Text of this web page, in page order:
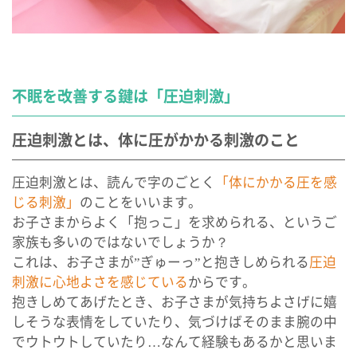
不眠を改善する鍵は「圧迫刺激」
圧迫刺激とは、体に圧がかかる刺激のこと
圧迫刺激とは、読んで字のごとく
「体にかかる圧を感
じる刺激」 のことをいいます。
お子さまからよく「抱っこ」を求められる、というご
家族も多いのではないでしょうか？
これは、お子さまが”ぎゅーっ”と抱きしめられる圧迫
刺激に心地よさを感じているからです。
抱きしめてあげたとき、お子さまが気持ちよさげに嬉
しそうな表情をしていたり、気づけばそのまま腕の中
でウトウトしていたり…なんて経験もあるかと思いま